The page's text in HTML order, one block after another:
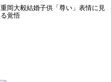
重岡大毅結婚子供「尊い」表情に見
る覚悟